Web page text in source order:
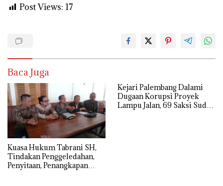
Post Views: 17
Baca Juga
‎Kuasa Hukum Tabrani SH,
Tindakan Penggeledahan,
Penyitaan, Penangkapan
Kejari Palembang Dalami
Dugaan Korupsi Proyek
Lampu Jalan, 69 Saksi Sudah